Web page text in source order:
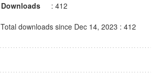
Downloads
: 412
Total downloads since Dec 14, 2023 : 412